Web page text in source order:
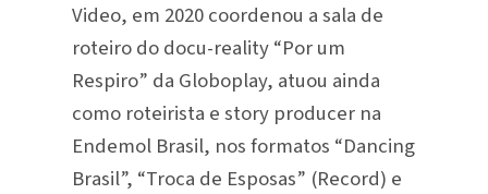
Video, em 2020 coordenou a sala de
roteiro do docu-reality “Por um
Respiro” da Globoplay, atuou ainda
como roteirista e story producer na
Endemol Brasil, nos formatos “Dancing
Brasil”, “Troca de Esposas” (Record) e